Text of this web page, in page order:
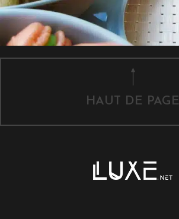
HAUT DE PAGE